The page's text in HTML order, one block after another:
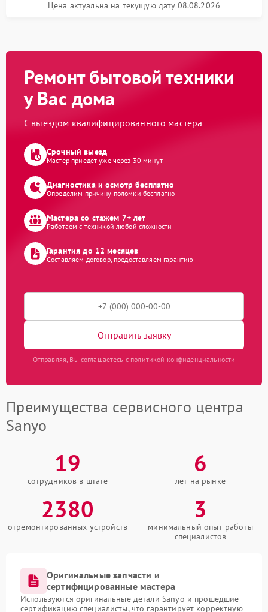
Цена актуальна на текущую дату 08.08.2026
Ремонт бытовой техники
у Вас дома
С выездом квалифицированного мастера
Срочный выезд
Мастер приедет уже через 30 минут
Диагностика и осмотр бесплатно
Определим причину поломки бесплатно
Мастера со стажем 7+ лет
Работаем с техникой любой сложности
Гарантия до 12 месяцев
Составляем договор, предоставляем гарантию
Отправить заявку
Отправляя, Вы соглашаетесь с политикой конфиденциальности
Преимущества сервисного центра
Sanyo
19
сотрудников в штате
6
лет на рынке
2380
отремонтированных устройств
3
минимальный опыт работы
специалистов
Оригинальные запчасти и
сертифицированные мастера
Используются оригинальные детали Sanyo и прошедшие
сертификацию специалисты, что гарантирует корректную